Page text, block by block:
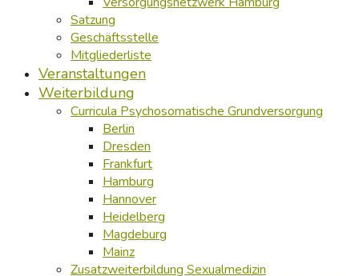
Satzung
Geschäftsstelle
Mitgliederliste
Veranstaltungen
Weiterbildung
Curricula Psychosomatische Grundversorgung
Berlin
Dresden
Frankfurt
Hamburg
Hannover
Heidelberg
Magdeburg
Mainz
Zusatzweiterbildung Sexualmedizin